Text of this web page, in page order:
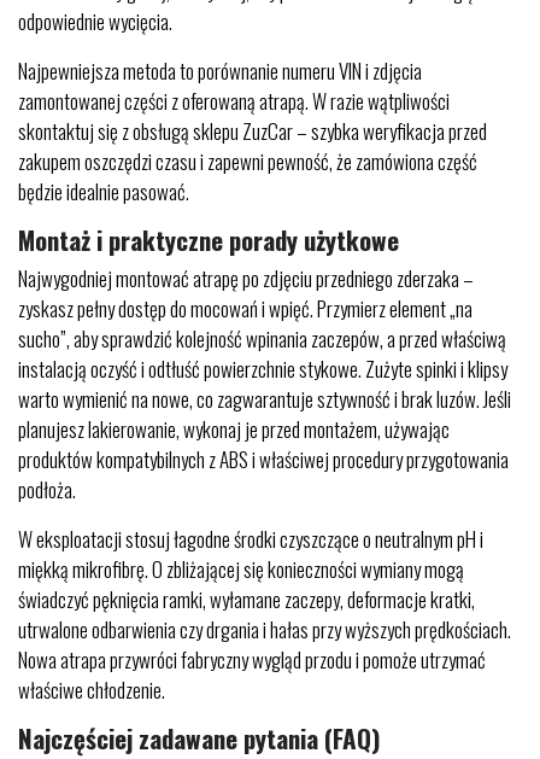
odpowiednie wycięcia.
Najpewniejsza metoda to porównanie numeru VIN i zdjęcia
zamontowanej części z oferowaną atrapą. W razie wątpliwości
skontaktuj się z obsługą sklepu ZuzCar – szybka weryfikacja przed
zakupem oszczędzi czasu i zapewni pewność, że zamówiona część
będzie idealnie pasować.
Montaż i praktyczne porady użytkowe
Najwygodniej montować atrapę po zdjęciu przedniego zderzaka –
zyskasz pełny dostęp do mocowań i wpięć. Przymierz element „na
sucho”, aby sprawdzić kolejność wpinania zaczepów, a przed właściwą
instalacją oczyść i odtłuść powierzchnie stykowe. Zużyte spinki i klipsy
warto wymienić na nowe, co zagwarantuje sztywność i brak luzów. Jeśli
planujesz lakierowanie, wykonaj je przed montażem, używając
produktów kompatybilnych z ABS i właściwej procedury przygotowania
podłoża.
W eksploatacji stosuj łagodne środki czyszczące o neutralnym pH i
miękką mikrofibrę. O zbliżającej się konieczności wymiany mogą
świadczyć pęknięcia ramki, wyłamane zaczepy, deformacje kratki,
utrwalone odbarwienia czy drgania i hałas przy wyższych prędkościach.
Nowa atrapa przywróci fabryczny wygląd przodu i pomoże utrzymać
właściwe chłodzenie.
Najczęściej zadawane pytania (FAQ)